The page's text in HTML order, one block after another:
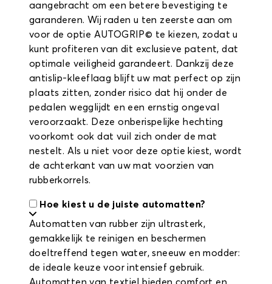
aangebracht om een betere bevestiging te
garanderen. Wij raden u ten zeerste aan om
voor de optie AUTOGRIP© te kiezen, zodat u
kunt profiteren van dit exclusieve patent, dat
optimale veiligheid garandeert. Dankzij deze
antislip-kleeflaag blijft uw mat perfect op zijn
plaats zitten, zonder risico dat hij onder de
pedalen wegglijdt en een ernstig ongeval
veroorzaakt. Deze onberispelijke hechting
voorkomt ook dat vuil zich onder de mat
nestelt. Als u niet voor deze optie kiest, wordt
de achterkant van uw mat voorzien van
rubberkorrels.
Hoe kiest u de juiste automatten?
Automatten van rubber zijn ultrasterk,
gemakkelijk te reinigen en beschermen
doeltreffend tegen water, sneeuw en modder:
de ideale keuze voor intensief gebruik.